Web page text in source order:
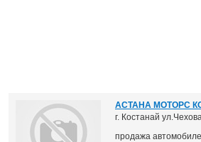
АСТАНА МОТОРС
г. Костанай
продажа